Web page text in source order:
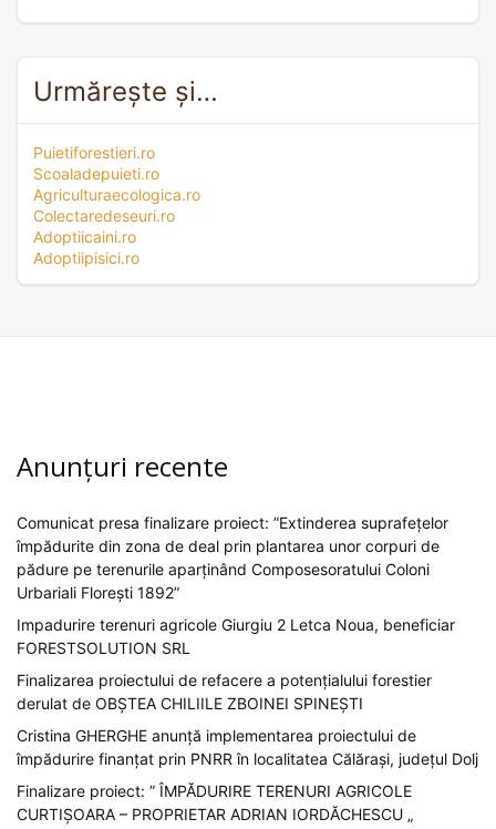
Urmărește și…
Puietiforestieri.ro
Scoaladepuieti.ro
Agriculturaecologica.ro
Colectaredeseuri.ro
Adoptiicaini.ro
Adoptiipisici.ro
Anunțuri recente
Comunicat presa finalizare proiect: ”Extinderea suprafețelor
împădurite din zona de deal prin plantarea unor corpuri de
pădure pe terenurile aparținând Composesoratului Coloni
Urbariali Florești 1892”
Impadurire terenuri agricole Giurgiu 2 Letca Noua, beneficiar
FORESTSOLUTION SRL
Finalizarea proiectului de refacere a potențialului forestier
derulat de OBȘTEA CHILIILE ZBOINEI SPINEȘTI
Cristina GHERGHE anunță implementarea proiectului de
împădurire finanțat prin PNRR în localitatea Călărași, județul Dolj
Finalizare proiect: ” ÎMPĂDURIRE TERENURI AGRICOLE
CURTIȘOARA – PROPRIETAR ADRIAN IORDĂCHESCU „